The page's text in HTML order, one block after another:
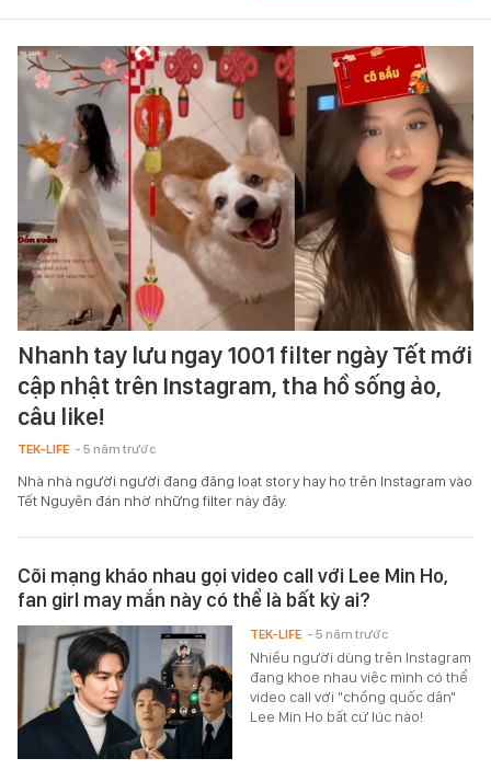
Nhanh tay lưu ngay 1001 filter ngày Tết mới
cập nhật trên Instagram, tha hồ sống ảo,
câu like!
TEK-LIFE - 5 năm trước
Nhà nhà người người đang đăng loạt story hay ho trên Instagram vào
Tết Nguyên đán nhờ những filter này đây.
Cõi mạng kháo nhau gọi video call với Lee Min Ho,
fan girl may mắn này có thể là bất kỳ ai?
Nhiều người dùng trên Instagram
đang khoe nhau việc mình có thể
video call với "chồng quốc dân"
Lee Min Ho bất cứ lúc nào!
TEK-LIFE - 5 năm trước